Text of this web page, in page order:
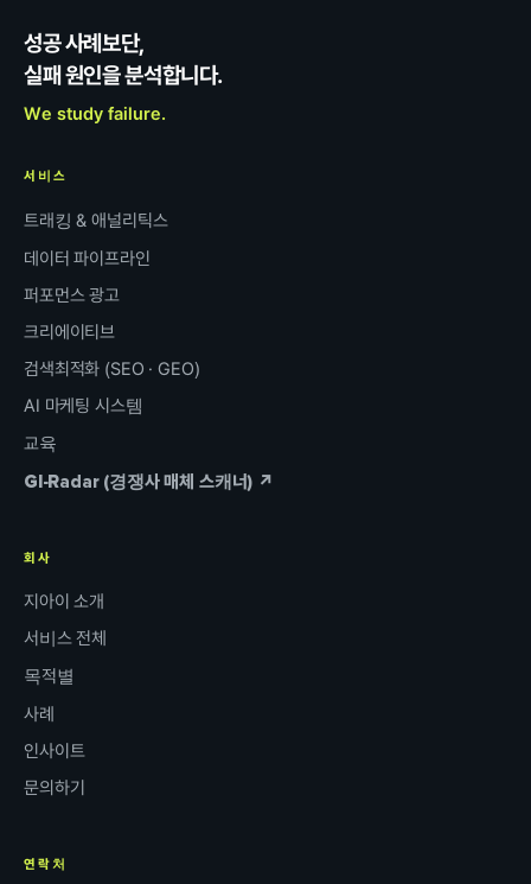
성공 사례보단,
실패 원인을 분석합니다.
We study failure.
서비스
트래킹 & 애널리틱스
데이터 파이프라인
퍼포먼스 광고
크리에이티브
검색최적화 (SEO · GEO)
AI 마케팅 시스템
교육
GI-Radar (경쟁사 매체 스캐너) ↗
회사
지아이 소개
서비스 전체
목적별
사례
인사이트
문의하기
연락처